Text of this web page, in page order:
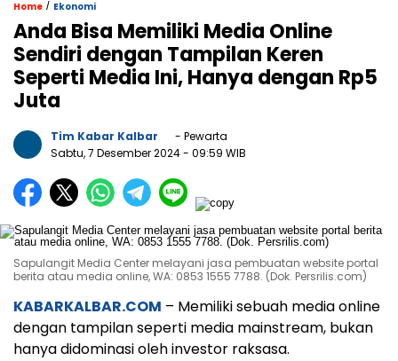
Home / Ekonomi
Anda Bisa Memiliki Media Online
Sendiri dengan Tampilan Keren
Seperti Media Ini, Hanya dengan Rp5
Juta
Tim Kabar Kalbar
- Pewarta
Sabtu, 7 Desember 2024- 09:59 WIB
Sapulangit Media Center melayani jasa pembuatan website portal
berita atau media online, WA: 0853 1555 7788. (Dok. Persrilis.com)
KABARKALBAR.COM – Memiliki sebuah media online
dengan tampilan seperti media mainstream, bukan
hanya didominasi oleh investor raksasa.